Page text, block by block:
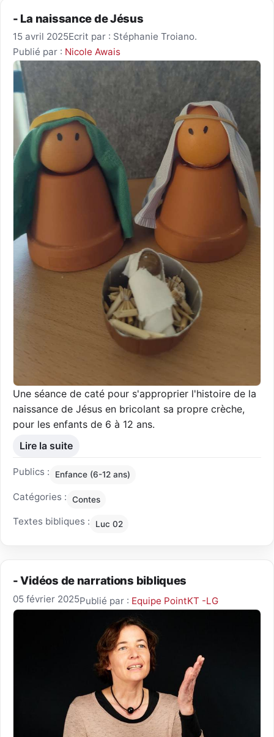
- La naissance de Jésus
15 avril 2025Ecrit par : Stéphanie Troiano.
Publié par : Nicole Awais
Une séance de caté pour s'approprier l'histoire de la
naissance de Jésus en bricolant sa propre crèche,
pour les enfants de 6 à 12 ans.
Lire la suite
Publics : Enfance (6-12 ans)
Catégories : Contes
Textes bibliques : Luc 02
- Vidéos de narrations bibliques
05 février 2025Publié par : Equipe PointKT -LG